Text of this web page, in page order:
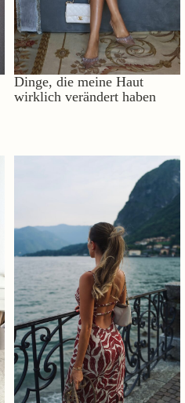
Dinge, die meine Haut
wirklich verändert haben